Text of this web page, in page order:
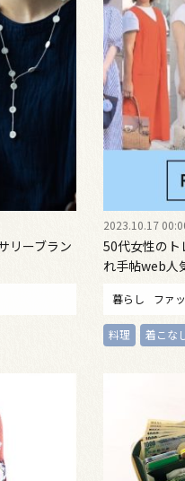
リーブラン
2023.10.17
50代女性のト
れ手帖web人
暮らし ファ
料理 着こな